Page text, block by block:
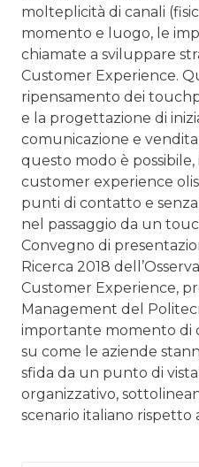
molteplicità di canali
momento e luogo, le
chiamate a sviluppare
Customer Experience.
ripensamento dei
e la progettazione di
comunicazione e
questo modo è
customer experience
punti di contatto e
nel passaggio da un
Convegno di
Ricerca 2018
Customer Experience,
Management del
importante momento di
su come le aziende
sfida da un punto di
organizzativo,
scenario italiano rispetto